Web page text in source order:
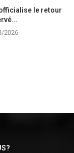
le retour
2026